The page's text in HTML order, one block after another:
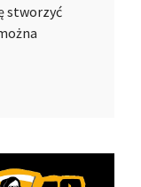
stworzyć